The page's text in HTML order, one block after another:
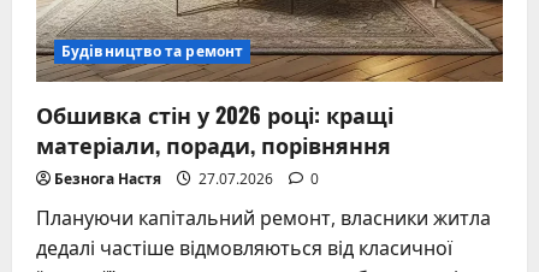
Будівництво та ремонт
Обшивка стін у 2026 році: кращі
матеріали, поради, порівняння
Безнога Настя 27.07.2026 0
Плануючи капітальний ремонт, власники житла
дедалі частіше відмовляються від класичної